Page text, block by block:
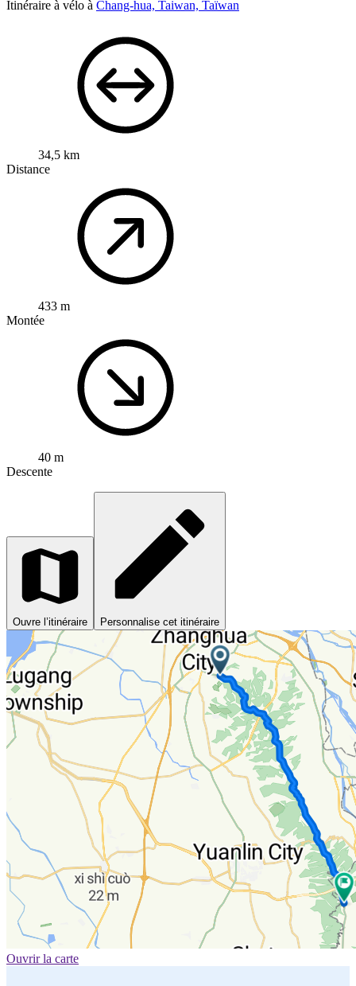
Itinéraire à vélo à Chang-hua, Taiwan, Taïwan
34,5 km
Distance
433 m
Montée
40 m
Descente
Ouvre l’itinéraire Personnalise cet itinéraire
Ouvrir la carte